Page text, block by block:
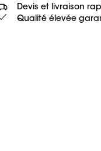
Devis et livraison
Qualité élevée